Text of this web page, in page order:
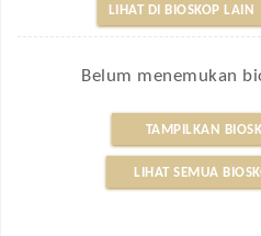
LIHAT DI BIOSKOP LAIN
Belum menemukan
TAMPILKAN
LIHAT SEMUA